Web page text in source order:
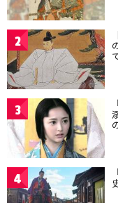
2
3
4